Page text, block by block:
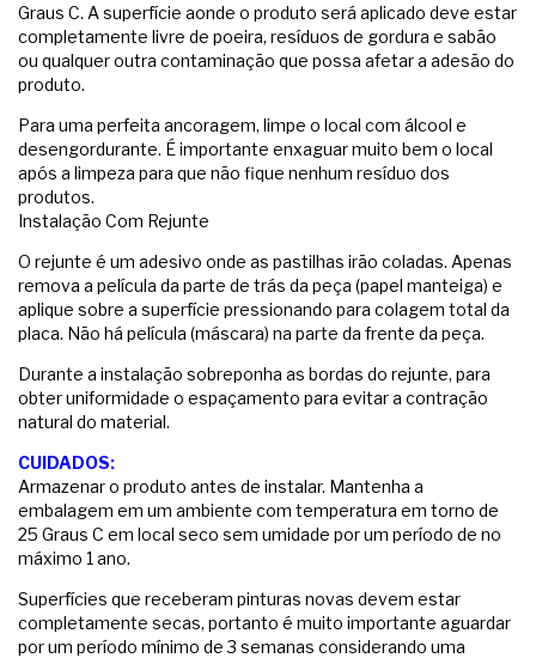
Graus C. A superfície aonde o produto será aplicado deve estar
completamente livre de poeira, resíduos de gordura e sabão
ou qualquer outra contaminação que possa afetar a adesão do
produto.
Para uma perfeita ancoragem, limpe o local com álcool e
desengordurante. É importante enxaguar muito bem o local
após a limpeza para que não fique nenhum resíduo dos
produtos.
Instalação Com Rejunte
O rejunte é um adesivo onde as pastilhas irão coladas. Apenas
remova a película da parte de trás da peça (papel manteiga) e
aplique sobre a superfície pressionando para colagem total da
placa. Não há película (máscara) na parte da frente da peça.
Durante a instalação sobreponha as bordas do rejunte, para
obter uniformidade o espaçamento para evitar a contração
natural do material.
CUIDADOS:
Armazenar o produto antes de instalar. Mantenha a
embalagem em um ambiente com temperatura em torno de
25 Graus C em local seco sem umidade por um período de no
máximo 1 ano.
Superfícies que receberam pinturas novas devem estar
completamente secas, portanto é muito importante aguardar
por um período mínimo de 3 semanas considerando uma